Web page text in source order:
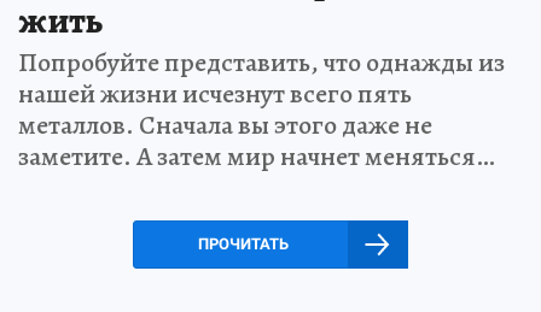
жить
Попробуйте представить, что однажды из
нашей жизни исчезнут всего пять
металлов. Сначала вы этого даже не
заметите. А затем мир начнет меняться…
ПРОЧИТАТЬ